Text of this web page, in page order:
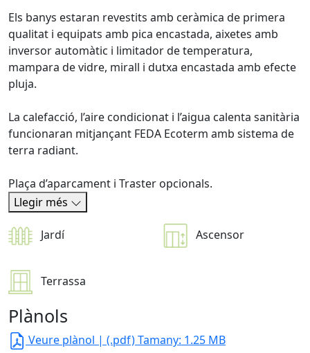
Els banys estaran revestits amb ceràmica de primera
qualitat i equipats amb pica encastada, aixetes amb
inversor automàtic i limitador de temperatura,
mampara de vidre, mirall i dutxa encastada amb efecte
pluja.
La calefacció, l’aire condicionat i l’aigua calenta sanitària
funcionaran mitjançant FEDA Ecoterm amb sistema de
terra radiant.
Plaça d’aparcament i Traster opcionals.
Llegir més
Jardí Ascensor
Terrassa
Plànols
Veure plànol | (.pdf) Tamany: 1.25 MB